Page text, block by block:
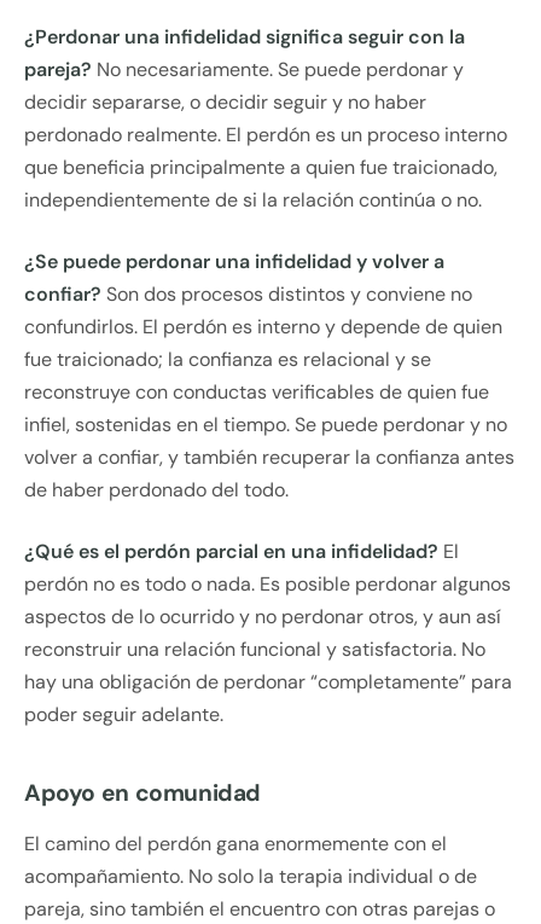
¿Perdonar una infidelidad significa seguir con la
pareja? No necesariamente. Se puede perdonar y
decidir separarse, o decidir seguir y no haber
perdonado realmente. El perdón es un proceso interno
que beneficia principalmente a quien fue traicionado,
independientemente de si la relación continúa o no.
¿Se puede perdonar una infidelidad y volver a
confiar? Son dos procesos distintos y conviene no
confundirlos. El perdón es interno y depende de quien
fue traicionado; la confianza es relacional y se
reconstruye con conductas verificables de quien fue
infiel, sostenidas en el tiempo. Se puede perdonar y no
volver a confiar, y también recuperar la confianza antes
de haber perdonado del todo.
¿Qué es el perdón parcial en una infidelidad? El
perdón no es todo o nada. Es posible perdonar algunos
aspectos de lo ocurrido y no perdonar otros, y aun así
reconstruir una relación funcional y satisfactoria. No
hay una obligación de perdonar “completamente” para
poder seguir adelante.
Apoyo en comunidad
El camino del perdón gana enormemente con el
acompañamiento. No solo la terapia individual o de
pareja, sino también el encuentro con otras parejas o